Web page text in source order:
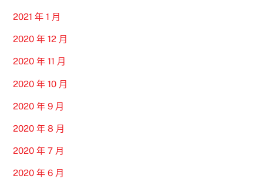
2021 年 1 月
2020 年 12 月
2020 年 11 月
2020 年 10 月
2020 年 9 月
2020 年 8 月
2020 年 7 月
2020 年 6 月